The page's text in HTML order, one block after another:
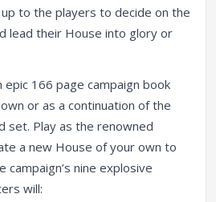
to the players to decide on the
lead their House into glory or
166 page campaign book
or as a continuation of the
set. Play as the renowned
a new House of your own to
campaign’s nine explosive
will: